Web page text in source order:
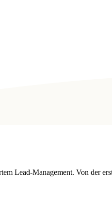
Lead-Management. Von der